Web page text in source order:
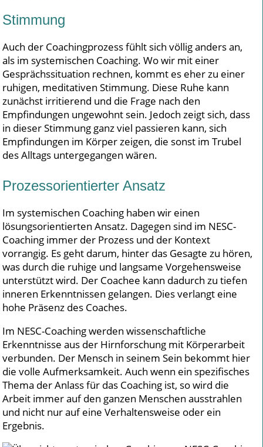
Stimmung
Auch der Coachingprozess fühlt sich völlig anders an,
als im systemischen Coaching. Wo wir mit einer
Gesprächssituation rechnen, kommt es eher zu einer
ruhigen, meditativen Stimmung. Diese Ruhe kann
zunächst irritierend und die Frage nach den
Empfindungen ungewohnt sein. Jedoch zeigt sich, dass
in dieser Stimmung ganz viel passieren kann, sich
Empfindungen im Körper zeigen, die sonst im Trubel
des Alltags untergegangen wären.
Prozessorientierter Ansatz
Im systemischen Coaching haben wir einen
lösungsorientierten Ansatz. Dagegen sind im NESC-
Coaching immer der Prozess und der Kontext
vorrangig. Es geht darum, hinter das Gesagte zu hören,
was durch die ruhige und langsame Vorgehensweise
unterstützt wird. Der Coachee kann dadurch zu tiefen
inneren Erkenntnissen gelangen. Dies verlangt eine
hohe Präsenz des Coaches.
Im NESC-Coaching werden wissenschaftliche
Erkenntnisse aus der Hirnforschung mit Körperarbeit
verbunden. Der Mensch in seinem Sein bekommt hier
die volle Aufmerksamkeit. Auch wenn ein spezifisches
Thema der Anlass für das Coaching ist, so wird die
Arbeit immer auf den ganzen Menschen ausstrahlen
und nicht nur auf eine Verhaltensweise oder ein
Ergebnis.